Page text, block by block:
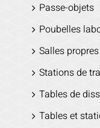
Passe-objets
Poubelles
Salles
Stations de
Tables de
Tables et